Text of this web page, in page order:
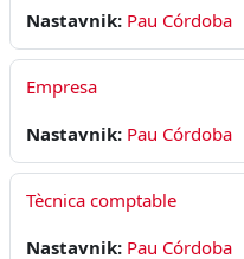
Nastavnik: Pau Córdoba
Empresa
Nastavnik: Pau Córdoba
Tècnica comptable
Nastavnik: Pau Córdoba